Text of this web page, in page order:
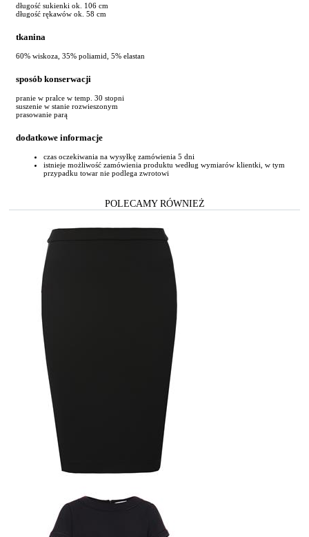
długość sukienki ok. 106 cm
długość rękawów ok. 58 cm
tkanina
60% wiskoza, 35% poliamid, 5% elastan
sposób konserwacji
pranie w pralce w temp. 30 stopni
suszenie w stanie rozwieszonym
prasowanie parą
dodatkowe informacje
czas oczekiwania na wysyłkę zamówienia 5 dni
istnieje możliwość zamówienia produktu według wymiarów klientki, w tym
przypadku towar nie podlega zwrotowi
POLECAMY RÓWNIEŻ